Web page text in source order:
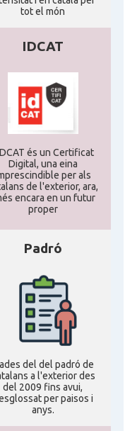
tot el món
IDCAT
és un Certificat
Digital, una eina
per als
de l'exterior, ara,
encara en un futur
proper
Padró
del del padró de
a l'exterior des
del 2009 fins avui,
per paisos i
anys.